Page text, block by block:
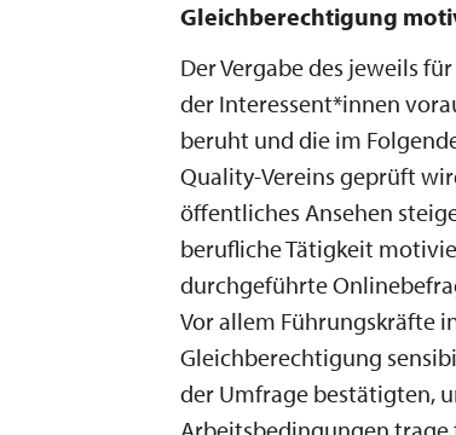
Gleichberechtigung
Der Vergabe des jeweils
der Interessent*innen
beruht und die im
Quality-Vereins geprüft
öffentliches Ansehen
berufliche Tätigkeit
durchgeführte
Vor allem Führungskräfte
Gleichberechtigung
der Umfrage bestätigten,